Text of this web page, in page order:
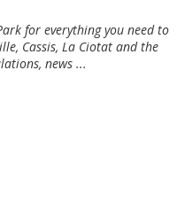
for everything you need to
Cassis, La Ciotat and the
news ...